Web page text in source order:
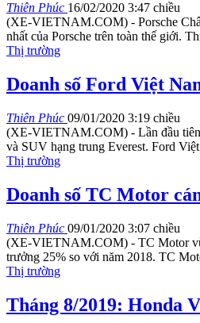
Thiên Phúc 16/02/2020 3:47 chiều
(XE-VIETNAM.COM) - Porsche
nhất của Porsche trên toàn thế giới.
Thị trường
Doanh số Ford Việt
Thiên Phúc 09/01/2020 3:19 chiều
(XE-VIETNAM.COM) - Lần đầu tiên,
và SUV hạng trung Everest. Ford
Thị trường
Doanh số TC Motor
Thiên Phúc 09/01/2020 3:07 chiều
(XE-VIETNAM.COM) - TC Motor
trưởng 25% so với năm 2018. TC
Thị trường
Tháng 8/2019: Honda